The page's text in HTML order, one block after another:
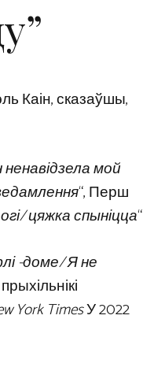
Каін, сказаўшы,
мой
“, Перш
цяжка спыніцца“
-доме/ Я не
York TimesУ 2022